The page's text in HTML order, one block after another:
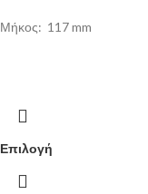
Μήκος: 117 mm
Επιλογή